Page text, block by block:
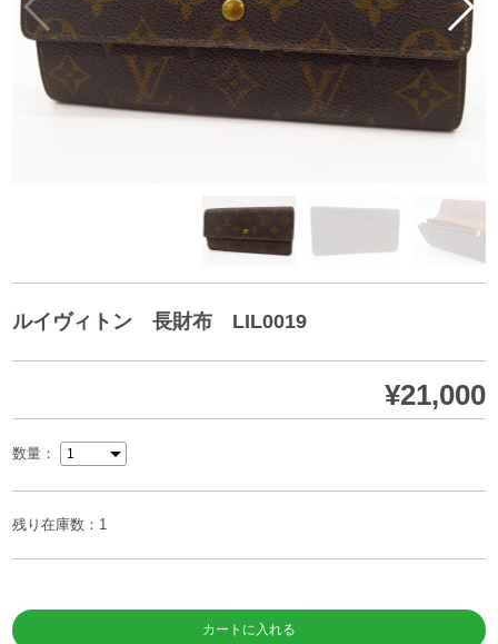
ルイヴィトン 長財布 LIL0019
¥21,000
数量：
残り在庫数：1